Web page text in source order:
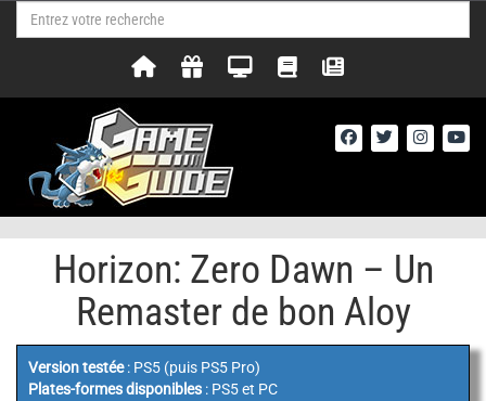
Horizon: Zero Dawn – Un
Remaster de bon Aloy
Version testée: PS5 (puis PS5 Pro)
Plates-formes disponibles : PS5 et PC